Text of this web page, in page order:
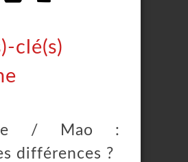
clé(s)
/ Mao :
différences ?